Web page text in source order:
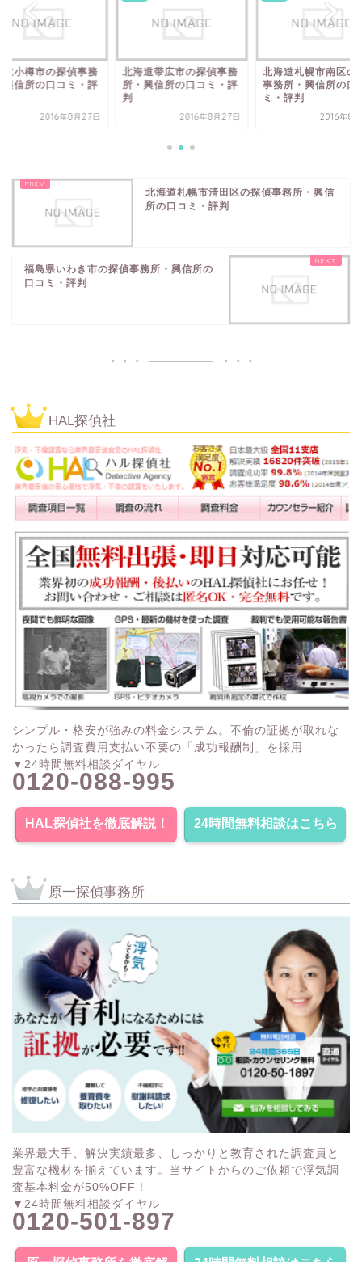
道小樽市の探偵事務
興信所の口コミ・評
2016年8月27日
北海道帯広市の探偵事務
所・興信所の口コミ・評
判
2016年8月27日
北海道札幌市南区の
事務所・興信所の口
ミ・評判
2016年8
北海道札幌市清田区の探偵事務所・興信
所の口コミ・評判
福島県いわき市の探偵事務所・興信所の
口コミ・評判
HAL探偵社
シンプル・格安が強みの料金システム。不倫の証拠が取れな
かったら調査費用支払い不要の「成功報酬制」を採用
▼24時間無料相談ダイヤル
0120-088-995
HAL探偵社を徹底解説！ 24時間無料相談はこちら
原一探偵事務所
業界最大手、解決実績最多、しっかりと教育された調査員と
豊富な機材を揃えています。当サイトからのご依頼で浮気調
査基本料金が50%OFF！
▼24時間無料相談ダイヤル
0120-501-897